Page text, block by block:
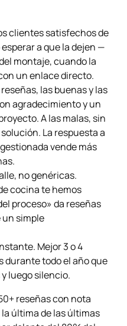
clientes satisfechos de
a que la dejen —
montaje, cuando la
un enlace directo.
las buenas y las
agradecimiento y un
A las malas, sin
La respuesta a
vende más
no genéricas.
cocina te hemos
proceso» da reseñas
simple
Mejor 3 o 4
durante todo el año que
luego silencio.
reseñas con nota
la última de las últimas